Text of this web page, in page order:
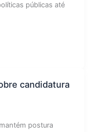
públicas até
candidatura
postura